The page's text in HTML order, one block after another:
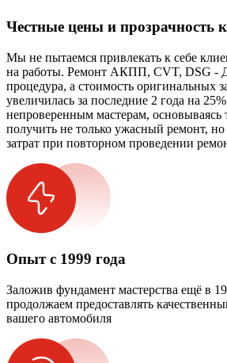
Честные цены и прозрачность
Мы не пытаемся привлекать к себе
на работы. Ремонт АКПП, CVT, DSG -
процедура, а стоимость оригинальных
увеличилась за последние 2 года на
непроверенным мастерам, основываясь
получить не только ужасный ремонт,
затрат при повторном проведении
Опыт с 1999 года
Заложив фундамент мастерства ещё в
продолжаем предоставлять
вашего автомобиля